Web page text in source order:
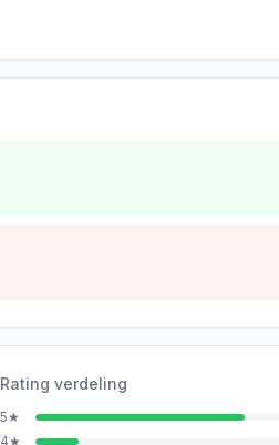
Rating verdeling
5★
4★